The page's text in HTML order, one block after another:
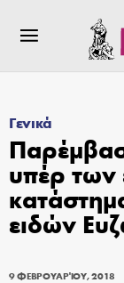
Γενικά
υπέρ των
ειδών
9 ΦΕΒΡΟΥΑΡΊΟΥ, 2018